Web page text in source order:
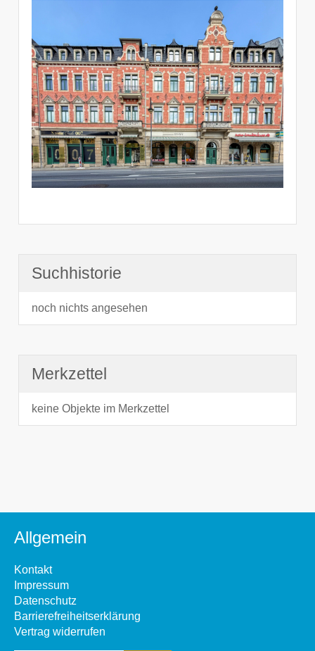
Suchhistorie
noch nichts angesehen
Merkzettel
keine Objekte im Merkzettel
Allgemein
Kontakt
Impressum
Datenschutz
Barrierefreiheitserklärung
Vertrag widerrufen